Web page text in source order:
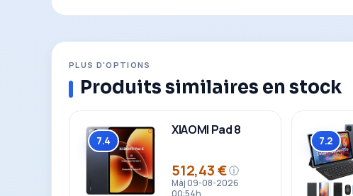
PLUS D'OPTIONS
Produits similaires en stock
Global
7.4
XIAOMI Pad 8
Prix
512,43 €ⓘ
Màj 09-08-2026
00:54h
Global
7.2